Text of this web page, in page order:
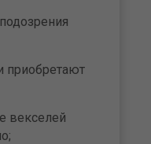
приобретают
векселей